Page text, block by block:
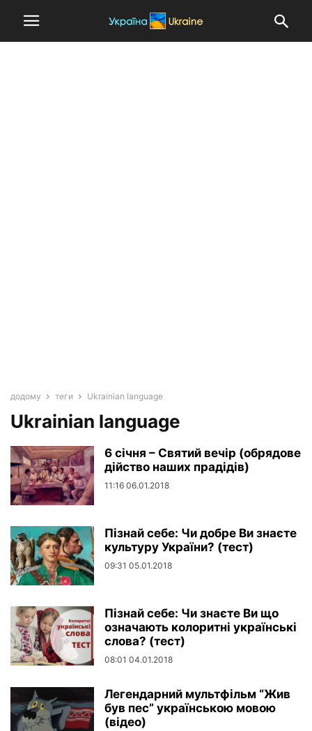
додому теги Ukrainian language
Ukrainian language
6 січня – Святий вечір (обрядове
дійство наших прадідів)
11:16 06.01.2018
Пізнай себе: Чи добре Ви знаєте
культуру України? (тест)
09:31 05.01.2018
Пізнай себе: Чи знаєте Ви що
означають колоритні українські
слова? (тест)
08:01 04.01.2018
Легендарний мультфільм “Жив
був пес” українською мовою
(відео)